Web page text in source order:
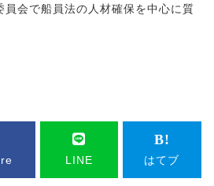
員会で船員法の人材確保を中心に質
LINE はてブ